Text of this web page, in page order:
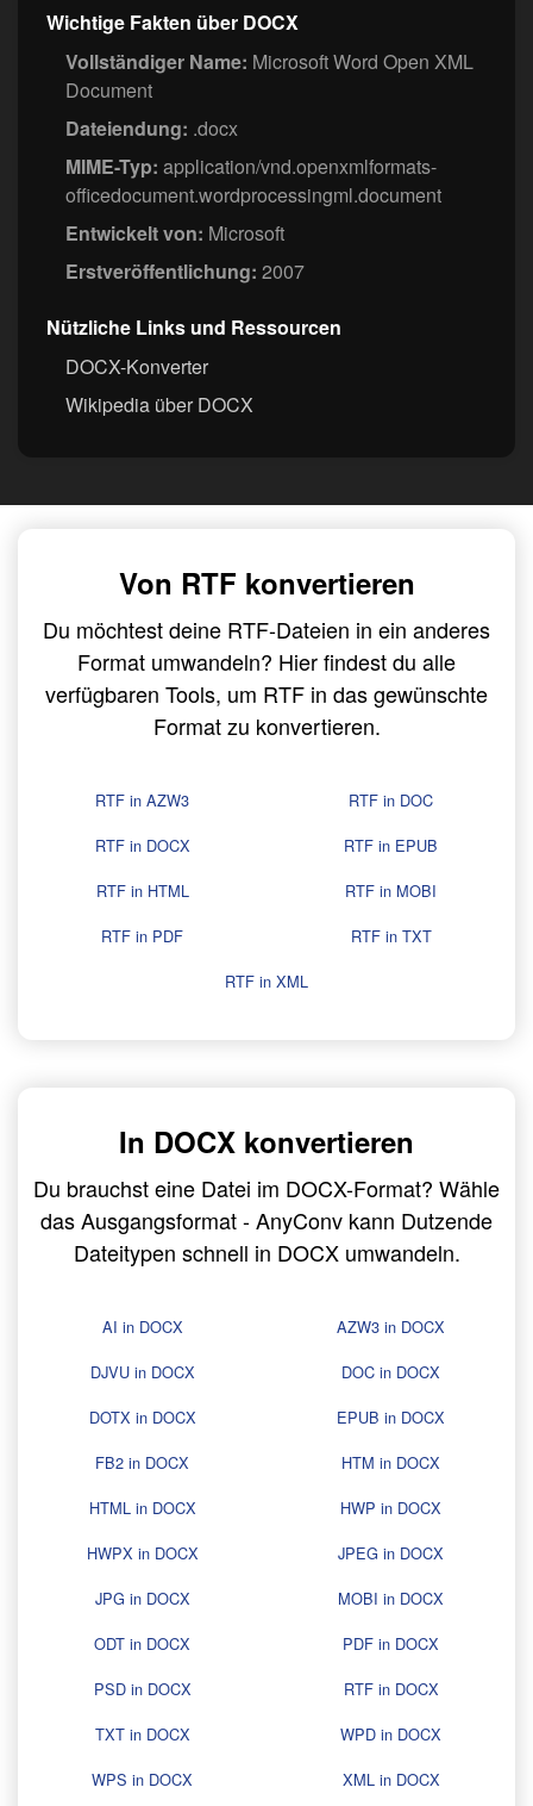
Wichtige Fakten über DOCX
Vollständiger Name: Microsoft Word Open XML
Document
Dateiendung: .docx
MIME-Typ: application/vnd.openxmlformats-
officedocument.wordprocessingml.document
Entwickelt von: Microsoft
Erstveröffentlichung: 2007
Nützliche Links und Ressourcen
DOCX-Konverter
Wikipedia über DOCX
Von RTF konvertieren
Du möchtest deine RTF-Dateien in ein anderes
Format umwandeln? Hier findest du alle
verfügbaren Tools, um RTF in das gewünschte
Format zu konvertieren.
RTF in AZW3
RTF in DOC
RTF in DOCX
RTF in EPUB
RTF in HTML
RTF in MOBI
RTF in PDF
RTF in TXT
RTF in XML
In DOCX konvertieren
Du brauchst eine Datei im DOCX-Format? Wähle
das Ausgangsformat - AnyConv kann Dutzende
Dateitypen schnell in DOCX umwandeln.
AI in DOCX
AZW3 in DOCX
DJVU in DOCX
DOC in DOCX
DOTX in DOCX
EPUB in DOCX
FB2 in DOCX
HTM in DOCX
HTML in DOCX
HWP in DOCX
HWPX in DOCX
JPEG in DOCX
JPG in DOCX
MOBI in DOCX
ODT in DOCX
PDF in DOCX
PSD in DOCX
RTF in DOCX
TXT in DOCX
WPD in DOCX
WPS in DOCX
XML in DOCX